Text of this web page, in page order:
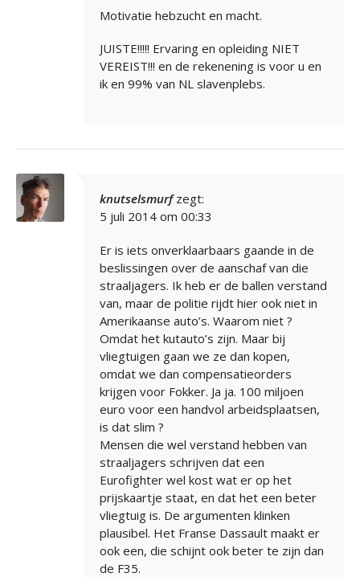
Motivatie hebzucht en macht.
JUISTE!!!!! Ervaring en opleiding NIET
VEREIST!!! en de rekenening is voor u en
ik en 99% van NL slavenplebs.
knutselsmurf zegt:
5 juli 2014 om 00:33
Er is iets onverklaarbaars gaande in de
beslissingen over de aanschaf van die
straaljagers. Ik heb er de ballen verstand
van, maar de politie rijdt hier ook niet in
Amerikaanse auto’s. Waarom niet ?
Omdat het kutauto’s zijn. Maar bij
vliegtuigen gaan we ze dan kopen,
omdat we dan compensatieorders
krijgen voor Fokker. Ja ja. 100 miljoen
euro voor een handvol arbeidsplaatsen,
is dat slim ?
Mensen die wel verstand hebben van
straaljagers schrijven dat een
Eurofighter wel kost wat er op het
prijskaartje staat, en dat het een beter
vliegtuig is. De argumenten klinken
plausibel. Het Franse Dassault maakt er
ook een, die schijnt ook beter te zijn dan
de F35.